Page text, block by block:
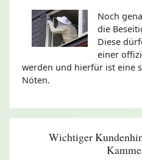
Noch
die
Diese
einer
werden und hierfür ist eine
Nöten.
Wichtiger